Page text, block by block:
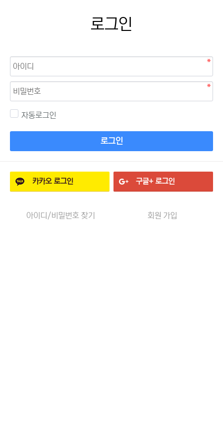
로그인
자동로그인
로그인
카카오로그인 구글+ 로그인
아이디/비밀번호 찾기 회원 가입